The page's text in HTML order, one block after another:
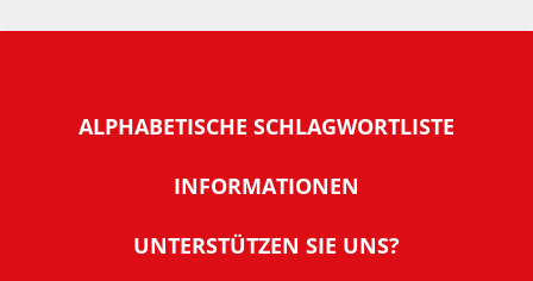
ALPHABETISCHE SCHLAGWORTLISTE
INFORMATIONEN
Warum NachDenkSeiten
UNTERSTÜTZEN SIE UNS?